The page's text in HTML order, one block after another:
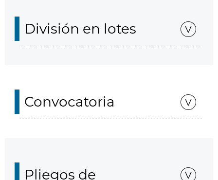
División en lotes
Convocatoria
Pliegos de